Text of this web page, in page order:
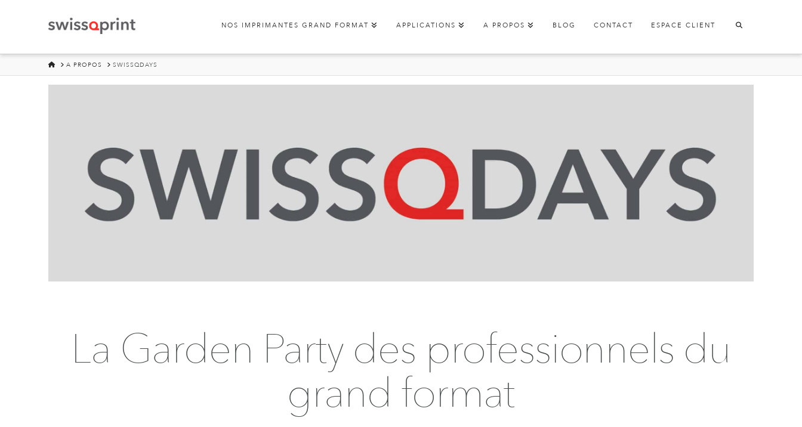
NOS IMPRIMANTES GRAND FORMAT APPLICATIONS A PROPOS BLOG CONTACT ESPACE CLIENT
HOMEA PROPOS SWISSQDAYS
La Garden Party des professionnels du
grand format